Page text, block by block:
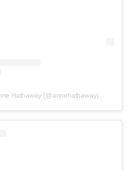
Hathaway (@annehathaway)